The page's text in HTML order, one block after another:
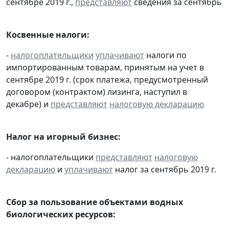
сентябре 2019 г., представляют сведения за сентябрь
Косвенные налоги:
- налогоплательщики уплачивают налоги по
импортированным товарам, принятым на учет в
сентябре 2019 г. (срок платежа, предусмотренный
договором (контрактом) лизинга, наступил в
декабре) и представляют налоговую декларацию
Налог на игорный бизнес:
- налогоплательщики представляют налоговую
декларацию и уплачивают налог за сентябрь 2019 г.
Сбор за пользование объектами водных
биологических ресурсов: